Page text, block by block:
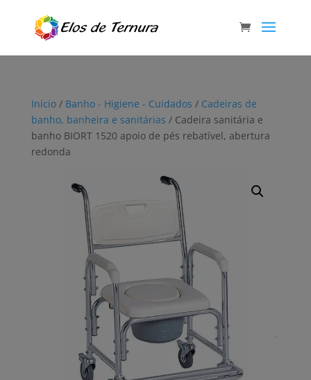
Início/ Banho - Higiene - Cuidados / Cadeiras de
banho, banheira e sanitárias / Cadeira sanitária e
banho BIORT 1520 apoio de pés rebatível, abertura
redonda